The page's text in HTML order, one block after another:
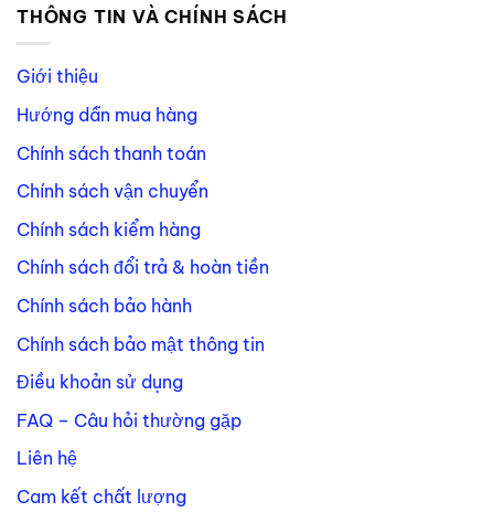
THÔNG TIN VÀ CHÍNH SÁCH
Giới thiệu
Hướng dẫn mua hàng
Chính sách thanh toán
Chính sách vận chuyển
Chính sách kiểm hàng
Chính sách đổi trả & hoàn tiền
Chính sách bảo hành
Chính sách bảo mật thông tin
Điều khoản sử dụng
FAQ – Câu hỏi thường gặp
Liên hệ
Cam kết chất lượng